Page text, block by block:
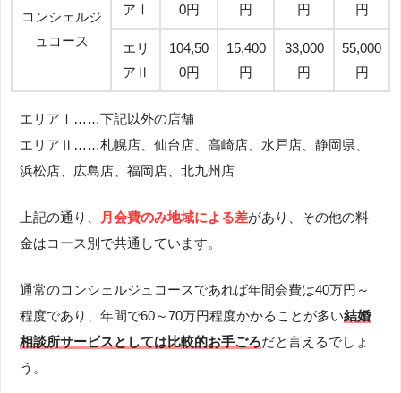
コンシェルジ
ュコース
アⅠ
0円
円
円
円
エリ
アⅡ
104,50
0円
15,400
円
33,000
円
55,000
円
エリアⅠ……下記以外の店舗
エリアⅡ……札幌店、仙台店、高崎店、水戸店、静岡県、
浜松店、広島店、福岡店、北九州店
上記の通り、 月会費のみ地域による差があり、その他の料
金はコース別で共通しています。
通常のコンシェルジュコースであれば年間会費は40万円～
程度であり、年間で60～70万円程度かかることが多い結婚
相談所サービスとしては比較的お手ごろだと言えるでしょ
う。